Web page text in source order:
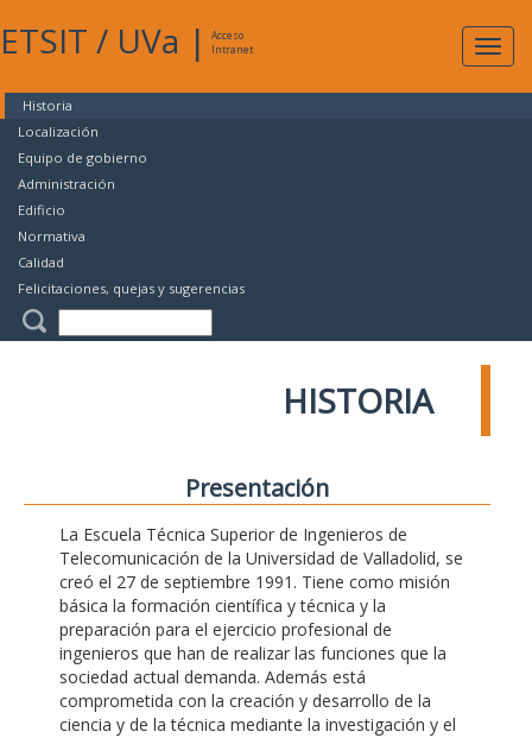
ETSIT / UVa |
Acceso
Intranet
Historia
Localización
Equipo de gobierno
Administración
Edificio
Normativa
Calidad
Felicitaciones, quejas y sugerencias
HISTORIA
Presentación
La Escuela Técnica Superior de Ingenieros de
Telecomunicación de la Universidad de Valladolid, se
creó el 27 de septiembre 1991. Tiene como misión
básica la formación científica y técnica y la
preparación para el ejercicio profesional de
ingenieros que han de realizar las funciones que la
sociedad actual demanda. Además está
comprometida con la creación y desarrollo de la
ciencia y de la técnica mediante la investigación y el